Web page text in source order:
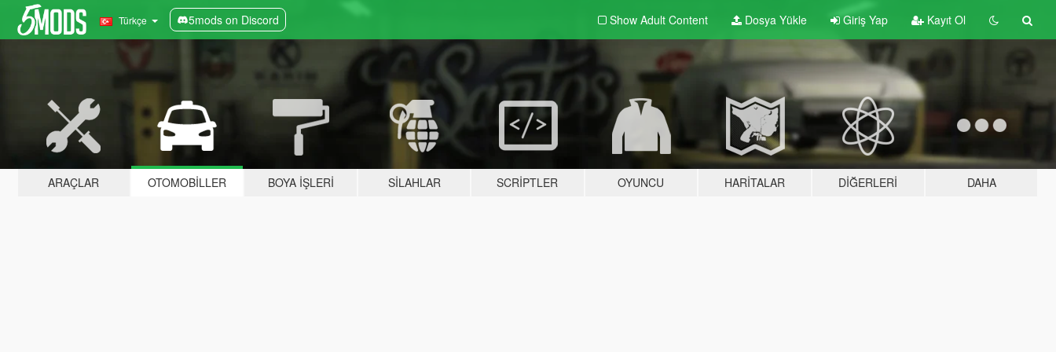
Türkçe 5mods on Discord Show Adult Content Dosya Yükle Giriş Yap Kayıt Ol
ARAÇLAR OTOMOBILLER BOYA İŞLERI SILAHLAR SCRIPTLER OYUNCU HARITALAR DIĞERLERI DAHA